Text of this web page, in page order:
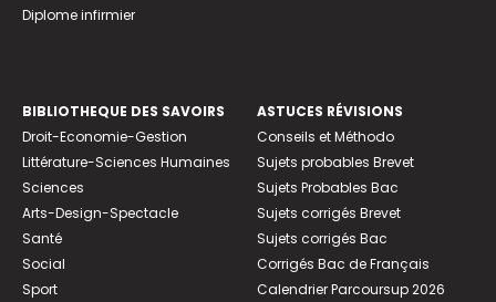
Diplome infirmier
BIBLIOTHEQUE DES SAVOIRS
Droit-Economie-Gestion
Littérature-Sciences Humaines
Sciences
Arts-Design-Spectacle
Santé
Social
Sport
ASTUCES RÉVISIONS
Conseils et Méthodo
Sujets probables Brevet
Sujets Probables Bac
Sujets corrigés Brevet
Sujets corrigés Bac
Corrigés Bac de Français
Calendrier Parcoursup 2026